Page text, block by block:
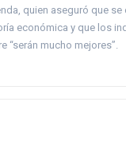
quien aseguró que se
económica y que los
“serán mucho mejores”.